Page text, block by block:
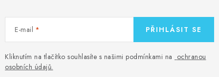
E-mail
Kliknutím na tlačítko souhlasíte s našimi podmínkami na ochranou
osobních údajů.
PŘIHLÁSIT SE